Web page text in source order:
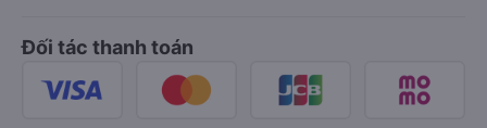
Đối tác thanh toán